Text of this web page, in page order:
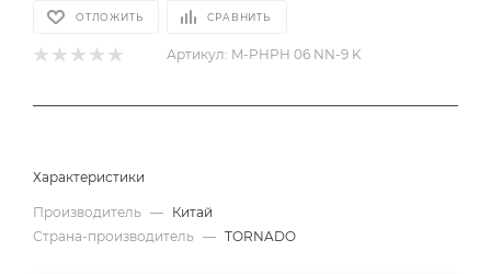
ОТЛОЖИТЬ СРАВНИТЬ
Артикул: M-PHPH 06 NN-9 K
Характеристики
Производитель — Китай
Страна-производитель — TORNADO